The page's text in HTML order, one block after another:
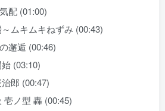
配 (01:00)
ムキムキねずみ (00:43)
邂逅 (00:46)
(03:10)
郎 (00:47)
壱ノ型 轟 (00:45)